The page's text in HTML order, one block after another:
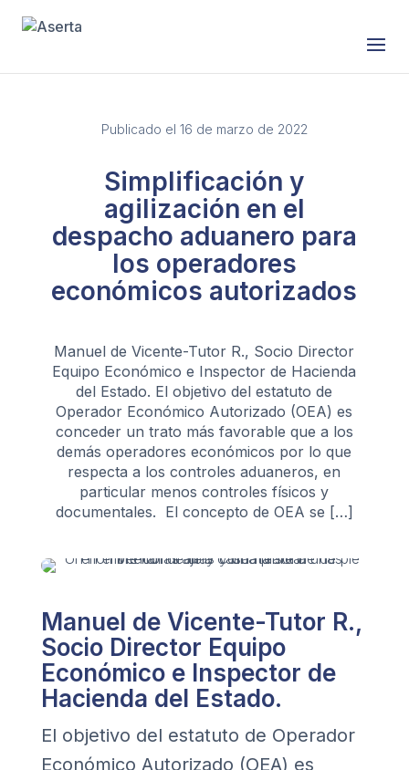
Publicado el 16 de marzo de 2022
Simplificación y
agilización en el
despacho aduanero para
los operadores
económicos autorizados
Manuel de Vicente-Tutor R., Socio Director
Equipo Económico e Inspector de Hacienda
del Estado. El objetivo del estatuto de
Operador Económico Autorizado (OEA) es
conceder un trato más favorable que a los
demás operadores económicos por lo que
respecta a los controles aduaneros, en
particular menos controles físicos y
documentales. El concepto de OEA se […]
Manuel de Vicente-Tutor R.,
Socio Director Equipo
Económico e Inspector de
Hacienda del Estado.
El objetivo del estatuto de Operador
Económico Autorizado (OEA) es